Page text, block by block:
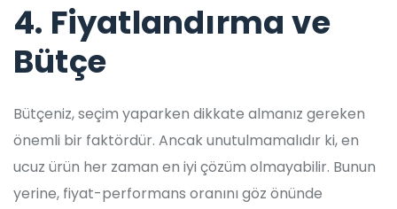
4. Fiyatlandırma ve
Bütçe
Bütçeniz, seçim yaparken dikkate almanız gereken
önemli bir faktördür. Ancak unutulmamalıdır ki, en
ucuz ürün her zaman en iyi çözüm olmayabilir. Bunun
yerine, fiyat-performans oranını göz önünde